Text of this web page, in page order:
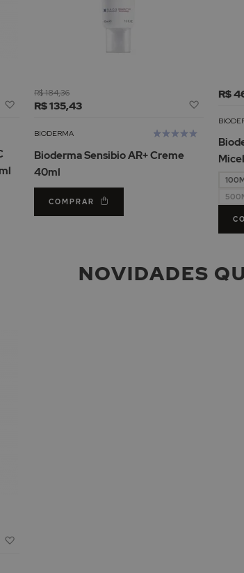
Adicionar
Lista
Desejos
R$ 135,43
R$ 184,36
Desejos
BIODERMA
Avaliação:
Bioderma Sensibio AR+ Creme
40ml
COMPRAR
R$
NOVIDADES